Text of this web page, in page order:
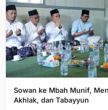
Sowan ke Mbah Munif,
Akhlak, dan Tabayyun